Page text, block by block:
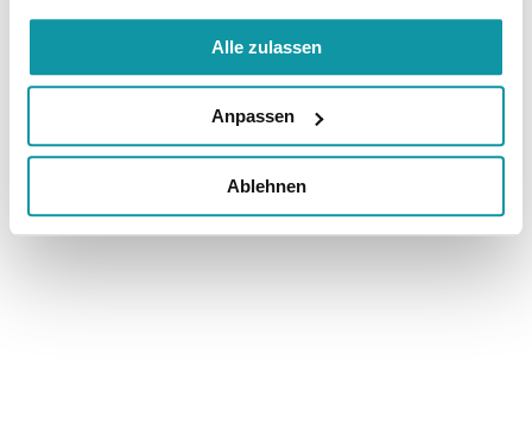
Alle zulassen
Anpassen
Ablehnen